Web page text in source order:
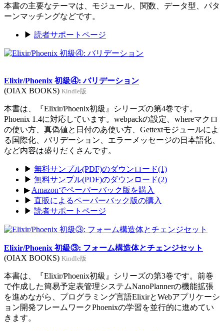
本書の主要なテーマは、モジュール、関数、データ型、パタ
ーンマッチングなどです。
▶ 読者サポートページ
Elixir/Phoenix 初級④: バリデーション
(OIAX BOOKS) Kindle版
本書は、『Elixir/Phoenix初級』シリーズの第4巻です。
Phoenix 1.4に対応しています。webpackの設定、whereマクロ
の使い方、真偽値と日付のあ使い方、Gettextモジュールによ
る国際化、バリデーション、エラーメッセージの日本語化、
など内容は盛りだくさんです。
▶ 無料サンプル(PDF)のダウンロード(1)
▶ 無料サンプル(PDF)のダウンロード(2)
▶ Amazonでペーパーバック版を購入
▶ 直販によるペーパーバック版の購入
▶ 読者サポートページ
Elixir/Phoenix 初級③: フォーム構造体とチェンジセット
(OIAX BOOKS) Kindle版
本書は、『Elixir/Phoenix初級』シリーズの第3巻です。前巻
で作成した簡易予定表管理システムNanoPlannerの機能拡張
を進めながら、プログラミング言語ElixirとWebアプリケーシ
ョン開発フレームワークPhoenixの学習を並行的に進めてい
きます。